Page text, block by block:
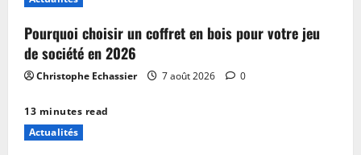
Pourquoi choisir un coffret en bois pour votre jeu
de société en 2026
Christophe Echassier 7 août 2026 0
13 minutes read
Actualités